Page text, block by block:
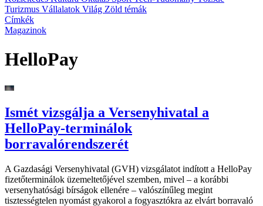
Turizmus Vállalatok Világ Zöld témák
Címkék
Magazinok
HelloPay
Ismét vizsgálja a Versenyhivatal a
HelloPay-terminálok
borravalórendszerét
A Gazdasági Versenyhivatal (GVH) vizsgálatot indított a HelloPay
fizetőterminálok üzemeltetőjével szemben, mivel – a korábbi
versenyhatósági bírságok ellenére – valószínűleg megint
tisztességtelen nyomást gyakorol a fogyasztókra az elvárt borravaló